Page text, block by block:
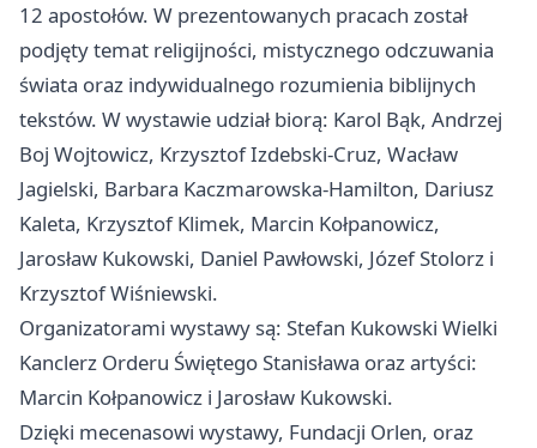
12 apostołów. W prezentowanych pracach został
podjęty temat religijności, mistycznego odczuwania
świata oraz indywidualnego rozumienia biblijnych
tekstów. W wystawie udział biorą: Karol Bąk, Andrzej
Boj Wojtowicz, Krzysztof Izdebski-Cruz, Wacław
Jagielski, Barbara Kaczmarowska-Hamilton, Dariusz
Kaleta, Krzysztof Klimek, Marcin Kołpanowicz,
Jarosław Kukowski, Daniel Pawłowski, Józef Stolorz i
Krzysztof Wiśniewski.
Organizatorami wystawy są: Stefan Kukowski Wielki
Kanclerz Orderu Świętego Stanisława oraz artyści:
Marcin Kołpanowicz i Jarosław Kukowski.
Dzięki mecenasowi wystawy, Fundacji Orlen, oraz